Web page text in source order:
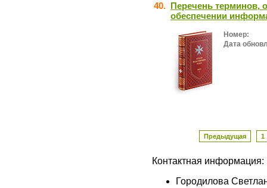
40. Перечень терминов,
обеспечении
Номер:
Дата
Предыдущая 1
Контактная информация:
Городилова